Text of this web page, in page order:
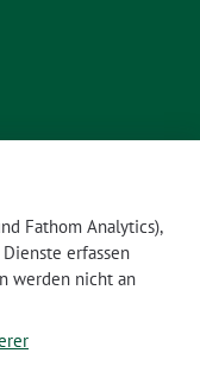
Fathom Analytics),
erfassen
werden nicht an